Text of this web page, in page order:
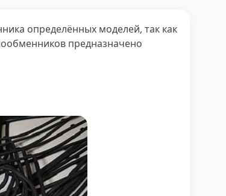
определённых моделей, так как
предназначено